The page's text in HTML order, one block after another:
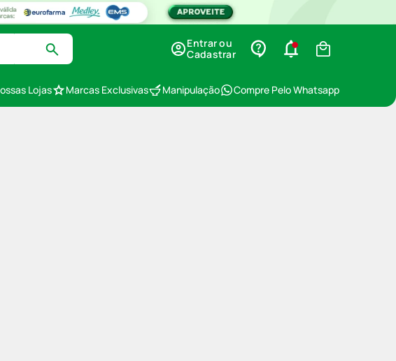
Entrar ou
Cadastrar
Lojas Marcas Exclusivas Manipulação Compre Pelo Whatsapp